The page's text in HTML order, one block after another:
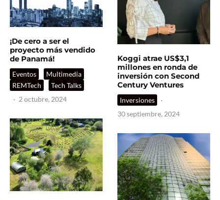
¡De cero a ser el
proyecto más vendido
de Panamá!
Eventos
Multimedia
REMTech
Tech Talks
· 2 octubre, 2024
Koggi atrae US$3,1
millones en ronda de
inversión con Second
Century Ventures
Inversiones
·
30 septiembre, 2024